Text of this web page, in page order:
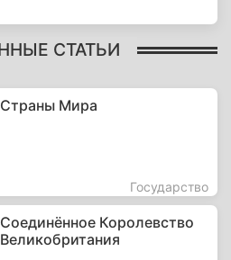
СТАТЬИ
Страны Мира
Государство
Соединённое Королевство
Великобритания